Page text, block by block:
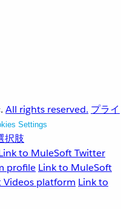
All rights reserved. プライ
Settings
択肢
to MuleSoft Twitter
profile Link to MuleSoft
Videos platform Link to